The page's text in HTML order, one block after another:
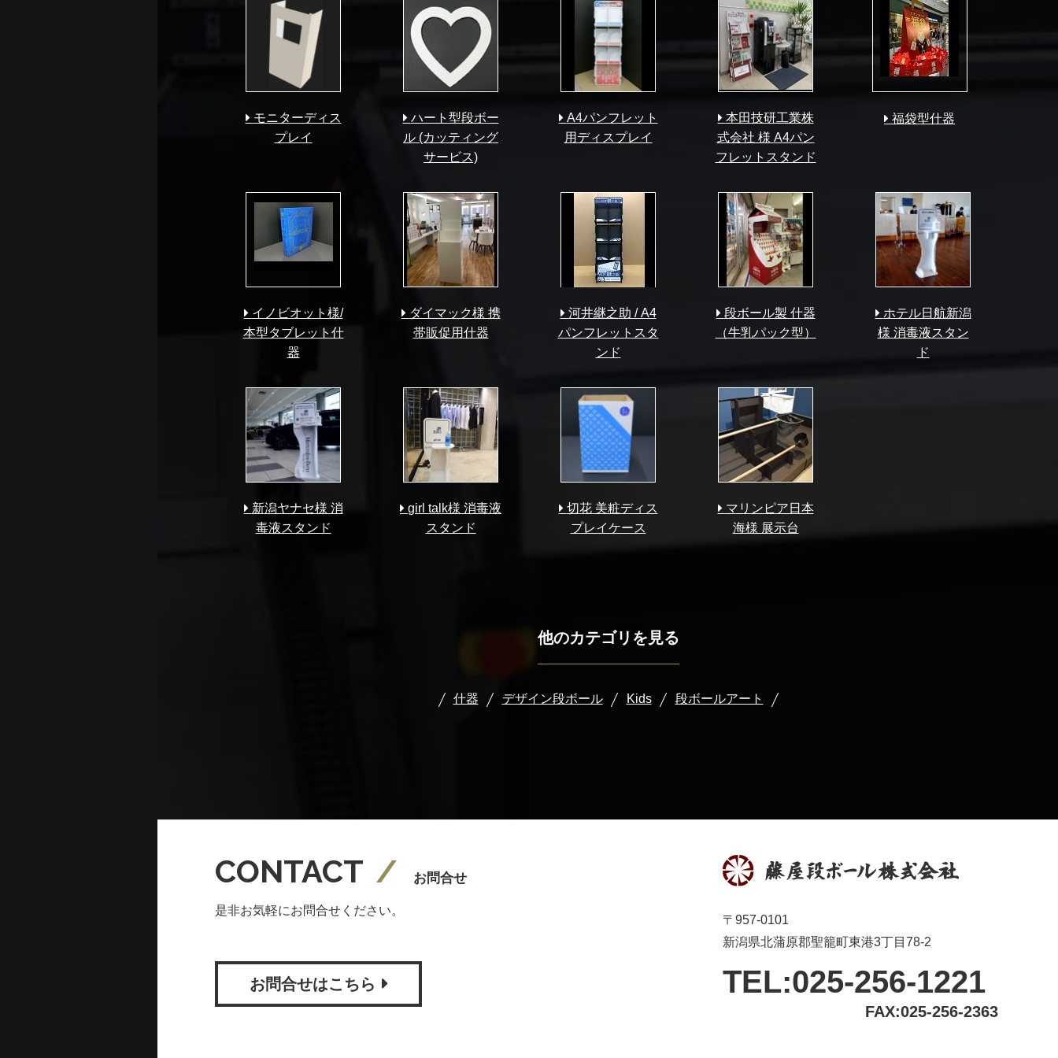
モニターディス
プレイ
ハート型段ボー
ル (カッティング
サービス)
A4パンフレット
用ディスプレイ
本田技研工業株
式会社 様 A4パン
フレットスタンド
福袋型什器
イノビオット様/
本型タブレット什
器
ダイマック様 携
帯販促用什器
河井継之助 / A4
パンフレットスタ
ンド
段ボール製 什器
（牛乳パック型）
ホテル日航新潟
様 消毒液スタン
ド
新潟ヤナセ様 消
毒液スタンド
girl talk様 消毒液
スタンド
切花 美粧ディス
プレイケース
マリンピア日本
海様 展示台
他のカテゴリを見る
什器 デザイン段ボール Kids 段ボールアート
CONTACT お問合せ
是非お気軽にお問合せください。
お問合せはこちら
〒957-0101
新潟県北蒲原郡聖籠町東港3丁目78-2
TEL:025-256-1221
FAX:025-256-2363